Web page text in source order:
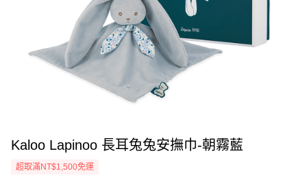
Kaloo Lapinoo 長耳兔兔安撫巾-朝霧藍
超取滿NT$1,500免運